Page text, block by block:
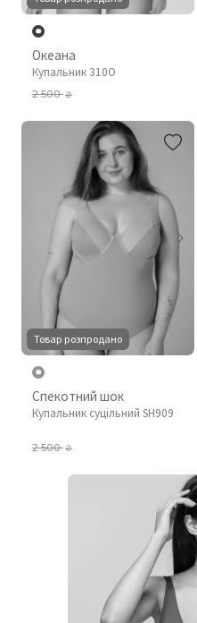
Океана
Купальник 310О
2 500₴
Товар розпродано
Спекотний шок
Купальник суцільний SH909
2 500₴